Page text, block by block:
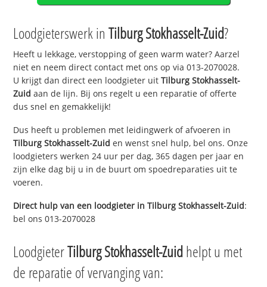
Loodgieterswerk inTilburg Stokhasselt-Zuid?
Heeft u lekkage, verstopping of geen warm water? Aarzel
niet en neem direct contact met ons op via 013-2070028.
U krijgt dan direct een loodgieter uitTilburg Stokhasselt-
Zuid aan de lijn. Bij ons regelt u een reparatie of offerte
dus snel en gemakkelijk!
Dus heeft u problemen met leidingwerk of afvoeren in
Tilburg Stokhasselt-Zuid en wenst snel hulp, bel ons. Onze
loodgieters werken 24 uur per dag, 365 dagen per jaar en
zijn elke dag bij u in de buurt om spoedreparaties uit te
voeren.
Direct hulp van een loodgieter inTilburg Stokhasselt-Zuid:
bel ons 013-2070028
LoodgieterTilburg Stokhasselt-Zuidhelpt u met
de reparatie of vervanging van: